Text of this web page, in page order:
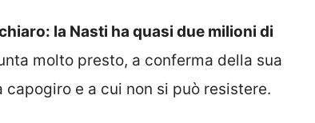
la Nasti ha quasi due milioni di
molto presto, a conferma della sua
e a cui non si può resistere.